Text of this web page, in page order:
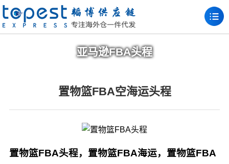
亚马逊FBA头程
置物篮FBA空海运头程
置物篮FBA头程，置物篮FBA海运，置物篮FBA